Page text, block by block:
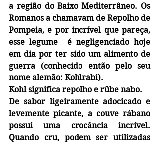
a região do Baixo Mediterrâneo. Os
Romanos a chamavam de Repolho de
Pompeia, e por incrível que pareça,
esse legume  é negligenciado hoje
em dia por ter sido um alimento de
guerra (conhecido então pelo seu
nome alemão: Kohlrabi).
Kohl significa repolho e rübe nabo.
De sabor ligeiramente adocicado e
levemente picante, a couve rábano
possui uma crocância incrível.
Quando cru, podem ser utilizadas